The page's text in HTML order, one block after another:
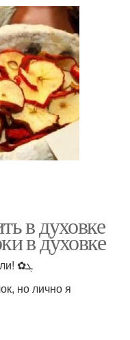
в духовке
в духовке
Здравствуйте Уважаемые читатели! ✿ܓ
но лично я